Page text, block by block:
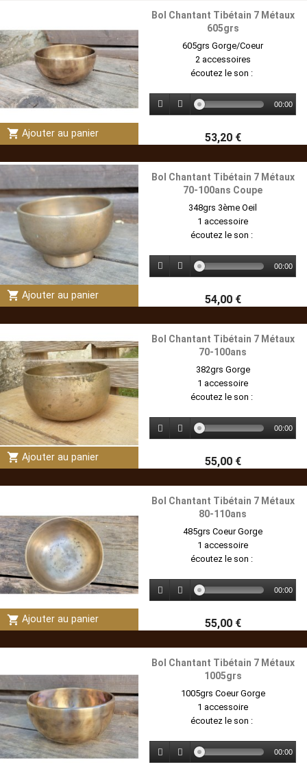
shopping_cart Ajouter au panier
Bol Chantant Tibétain 7 Métaux
605grs
605grs Gorge/Coeur
2 accessoires
écoutez le son :
00:00
53,20 €
shopping_cart Ajouter au panier
Bol Chantant Tibétain 7 Métaux
70-100ans Coupe
348grs 3ème Oeil
1 accessoire
écoutez le son :
00:00
54,00 €
shopping_cart Ajouter au panier
Bol Chantant Tibétain 7 Métaux
70-100ans
382grs Gorge
1 accessoire
écoutez le son :
00:00
55,00 €
shopping_cart Ajouter au panier
Bol Chantant Tibétain 7 Métaux
80-110ans
485grs Coeur Gorge
1 accessoire
écoutez le son :
00:00
55,00 €
Bol Chantant Tibétain 7 Métaux
1005grs
1005grs Coeur Gorge
1 accessoire
écoutez le son :
00:00